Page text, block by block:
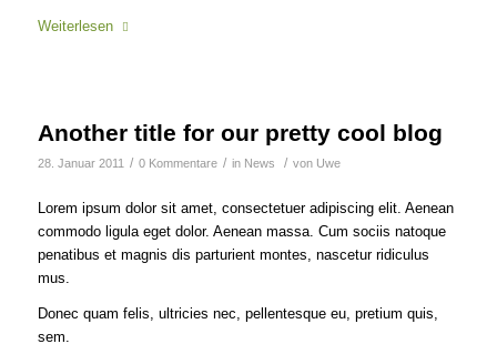
Weiterlesen
Another title for our pretty cool blog
28. Januar 2011 / 0 Kommentare / in News / von Uwe
Lorem ipsum dolor sit amet, consectetuer adipiscing elit. Aenean
commodo ligula eget dolor. Aenean massa. Cum sociis natoque
penatibus et magnis dis parturient montes, nascetur ridiculus
mus.
Donec quam felis, ultricies nec, pellentesque eu, pretium quis,
sem.